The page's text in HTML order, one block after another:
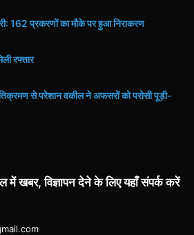
162 प्रकरणों का मौके पर हुआ निराकरण
रफ्तार
अतिक्रमण से परेशान वकील ने अफसरों को परोसी पूड़ी-
में खबर, विज्ञापन देने के लिए यहाँ संपर्क करें